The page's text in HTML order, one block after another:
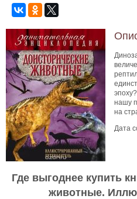
нашу
на
Дата
Где выгоднее купить
животные.